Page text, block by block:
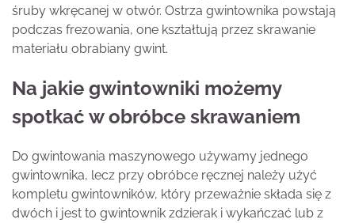
śruby wkręcanej w otwór. Ostrza gwintownika powstają
podczas frezowania, one kształtują przez skrawanie
materiału obrabiany gwint.
Na jakie gwintowniki możemy
spotkać w obróbce skrawaniem
Do gwintowania maszynowego używamy jednego
gwintownika, lecz przy obróbce ręcznej należy użyć
kompletu gwintowników, który przeważnie składa się z
dwóch i jest to gwintownik zdzierak i wykańczać lub z